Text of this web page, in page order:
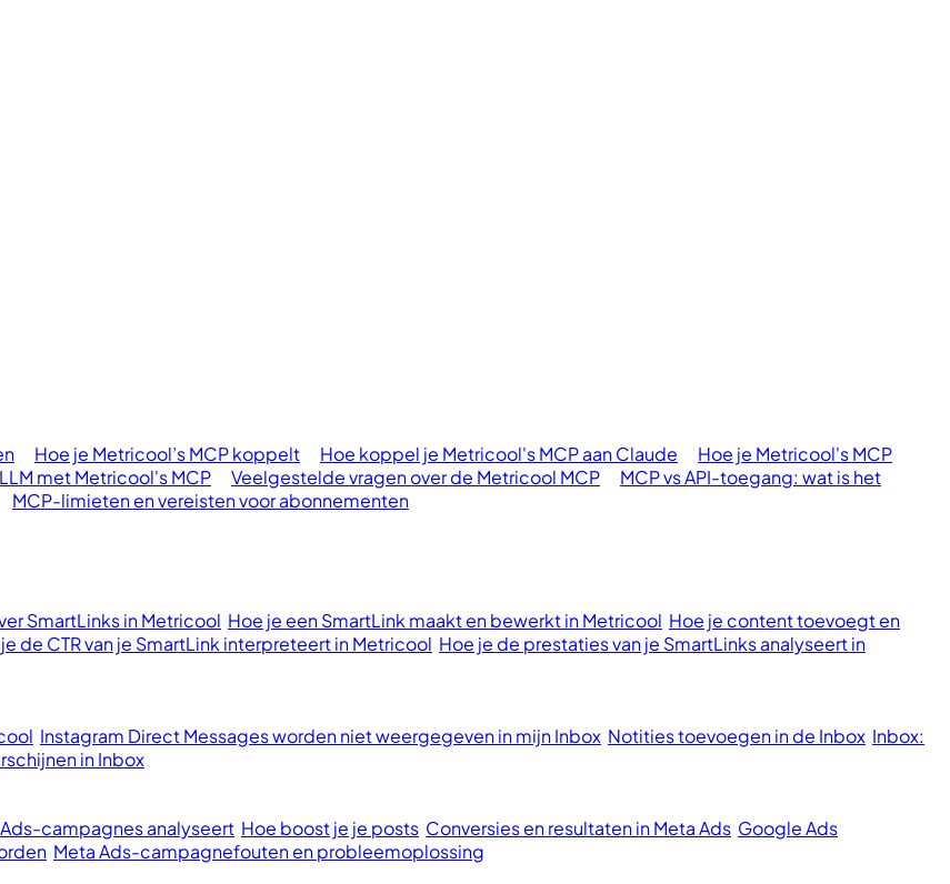
Hoe je Metricool’s MCP koppelt Hoe koppel je Metricool's MCP aan Claude
Hoe je Metricool's MCP
met Metricool's MCP Veelgestelde vragen over de Metricool MCP
MCP vs API-toegang: wat is het
MCP-limieten en vereisten voor abonnementen
SmartLinks in Metricool Hoe je een SmartLink maakt en bewerkt in Metricool Hoe je content toevoegt en
de CTR van je SmartLink interpreteert in Metricool Hoe je de prestaties van je SmartLinks analyseert in
Instagram Direct Messages worden niet weergegeven in mijn Inbox Notities toevoegen in de Inbox Inbox:
in Inbox
campagnes analyseert Hoe boost je je posts Conversies en resultaten in Meta Ads Google Ads
Meta Ads-campagnefouten en probleemoplossing